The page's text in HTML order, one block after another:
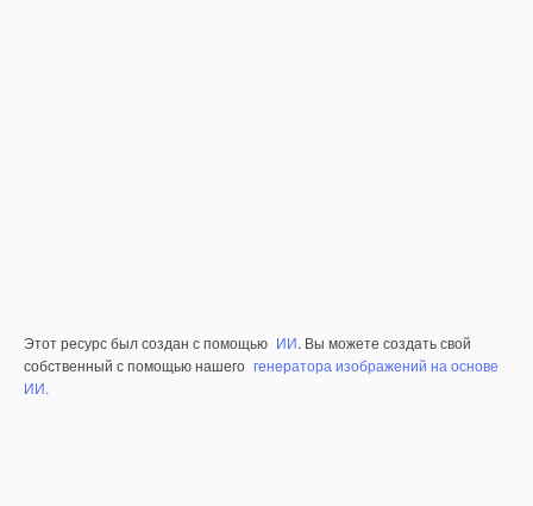
Этот ресурс был создан с помощью ИИ. Вы можете создать свой
собственный с помощью нашего генератора изображений на основе
ИИ.